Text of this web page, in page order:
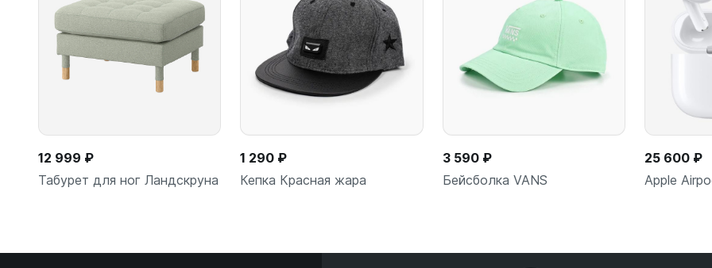
12 999 ₽
Табурет для ног Ландскруна
1 290 ₽
Кепка Красная жара
3 590 ₽
Бейсболка VANS
25 600 ₽
Apple